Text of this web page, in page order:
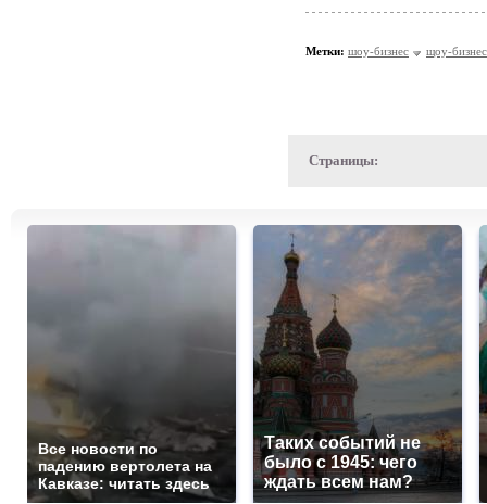
Метки: шоу-бизнес щоу-
Страницы:
Все новости по
падению вертолета на
Кавказе: читать здесь
Таких событий не
было с 1945: чего
ждать всем нам?